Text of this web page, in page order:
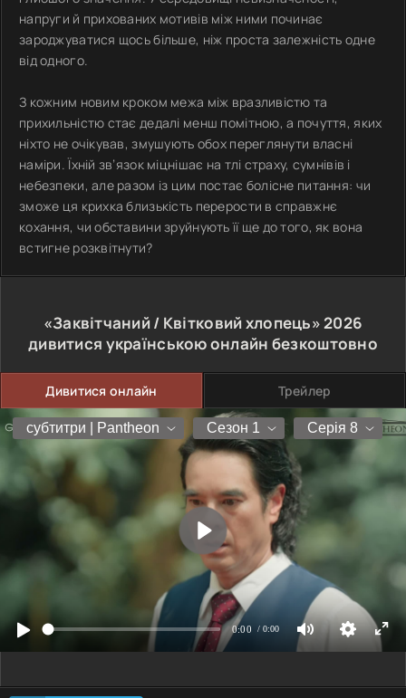
напруги й прихованих мотивів між ними починає
зароджуватися щось більше, ніж проста залежність одне
від одного.
З кожним новим кроком межа між вразливістю та
прихильністю стає дедалі менш помітною, а почуття, яких
ніхто не очікував, змушують обох переглянути власні
наміри. Їхній зв’язок міцнішає на тлі страху, сумнівів і
небезпеки, але разом із цим постає болісне питання: чи
зможе ця крихка близькість перерости в справжнє
кохання, чи обставини зруйнують її ще до того, як вона
встигне розквітнути?
«Заквітчаний / Квітковий хлопець»2026
дивитися українською онлайн безкоштовно
Дивитися онлайн Трейлер